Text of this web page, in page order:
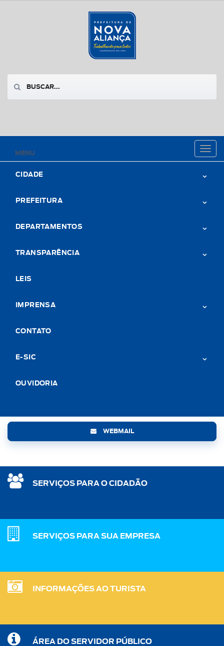
MENU
Toggle
CIDADE
PREFEITURA
DEPARTAMENTOS
TRANSPARÊNCIA
LEIS
IMPRENSA
CONTATO
E-SIC
OUVIDORIA
WEBMAIL
SERVIÇOS PARA O CIDADÃO
SERVIÇOS PARA SUA EMPRESA
INFORMAÇÕES AO TURISTA
ÁREA DO SERVIDOR PÚBLICO